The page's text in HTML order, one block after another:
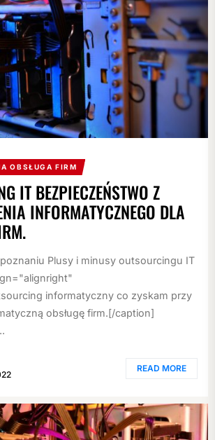
OBSŁUGA FIRM
IT BEZPIECZEŃSTWO Z
INFORMATYCZNEGO DLA
Plusy i minusy outsourcingu IT
informatyczny co zyskam przy
obsługę firm.[/caption]
READ MORE